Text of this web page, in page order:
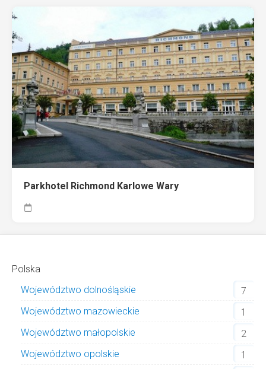
Parkhotel Richmond Karlowe Wary
Polska
Województwo dolnośląskie
7
Województwo mazowieckie
1
Województwo małopolskie
2
Województwo opolskie
1